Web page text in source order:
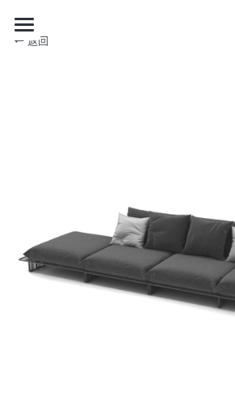
RECTANGLE 系列
ENSEMBLE
购买
其他
展览设计
策展
最新资讯
媒体报道
加入我们
EN
返回